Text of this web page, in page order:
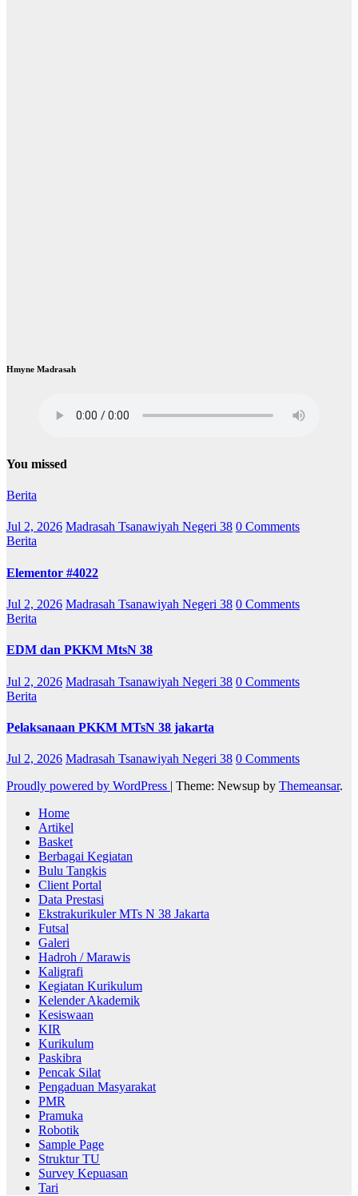
Hmyne Madrasah
You missed
Berita
Jul 2, 2026 Madrasah Tsanawiyah Negeri 38 0 Comments
Berita
Elementor #4022
Jul 2, 2026 Madrasah Tsanawiyah Negeri 38 0 Comments
Berita
EDM dan PKKM MtsN 38
Jul 2, 2026 Madrasah Tsanawiyah Negeri 38 0 Comments
Berita
Pelaksanaan PKKM MTsN 38 jakarta
Jul 2, 2026 Madrasah Tsanawiyah Negeri 38 0 Comments
Proudly powered by WordPress | Theme: Newsup by Themeansar.
Home
Artikel
Basket
Berbagai Kegiatan
Bulu Tangkis
Client Portal
Data Prestasi
Ekstrakurikuler MTs N 38 Jakarta
Futsal
Galeri
Hadroh / Marawis
Kaligrafi
Kegiatan Kurikulum
Kelender Akademik
Kesiswaan
KIR
Kurikulum
Paskibra
Pencak Silat
Pengaduan Masyarakat
PMR
Pramuka
Robotik
Sample Page
Struktur TU
Survey Kepuasan
Tari